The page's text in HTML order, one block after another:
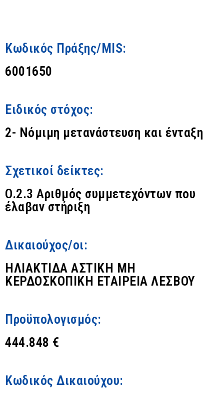
Κωδικός Πράξης/MIS:
6001650
Ειδικός στόχος:
2- Νόμιμη μετανάστευση και ένταξη
Σχετικοί δείκτες:
O.2.3 Αριθμός συμμετεχόντων που
έλαβαν στήριξη
Δικαιούχος/οι:
ΗΛΙΑΚΤΙΔΑ ΑΣΤΙΚΗ ΜΗ
ΚΕΡΔΟΣΚΟΠΙΚΗ ΕΤΑΙΡΕΙΑ ΛΕΣΒΟΥ
Προϋπολογισμός:
444.848 €
Κωδικός Δικαιούχου: